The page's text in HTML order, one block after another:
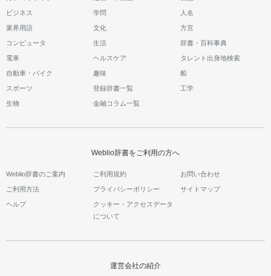
ビジネス 学問 人名
業界用語 文化 方言
コンピュータ 生活 辞書・百科事典
電車 ヘルスケア タレント出身地検索
自動車・バイク 趣味 船
スポーツ 登録辞書一覧 工学
生物 金融コラム一覧
Weblio辞書をご利用の方へ
Weblio辞書のご案内 ご利用規約 お問い合わせ
ご利用方法 プライバシーポリシー サイトマップ
ヘルプ
クッキー・アクセスデータ
について
運営会社の紹介